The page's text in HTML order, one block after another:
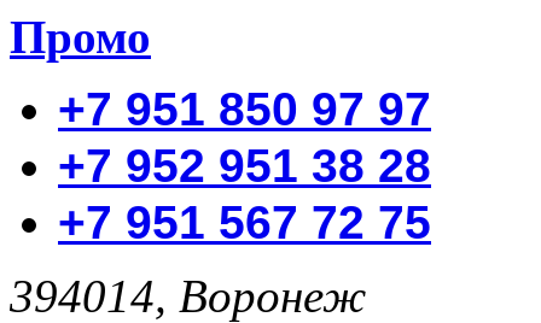
Промо
+7 951 850 97 97
+7 952 951 38 28
+7 951 567 72 75
394014, Воронеж